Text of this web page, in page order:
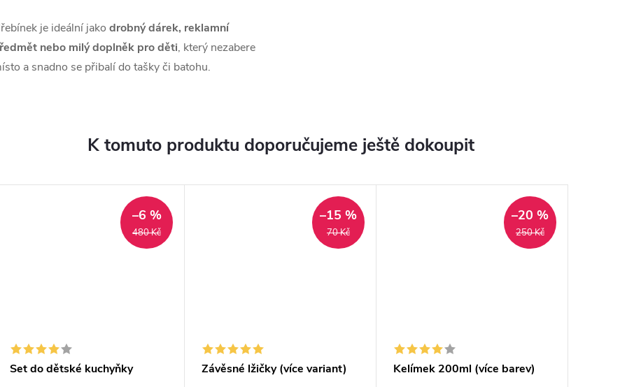
je ideální jako drobný dárek, reklamní
nebo milý doplněk pro děti, který nezabere
a snadno se přibalí do tašky či batohu.
K tomuto produktu doporučujeme ještě dokoupit
480 Kč
–6 %
Set do dětské kuchyňky
70 Kč
–15 %
Závěsné lžičky (více variant)
250 Kč
–20 %
Kelímek 200ml (více barev)